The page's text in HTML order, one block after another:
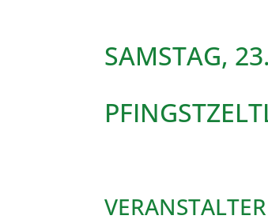
SAMSTAG,
VERANSTALTER